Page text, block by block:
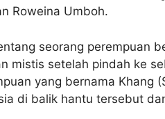
Roweina Umboh.
seorang perempuan
mistis setelah pindah ke
yang bernama Khang
di balik hantu tersebut